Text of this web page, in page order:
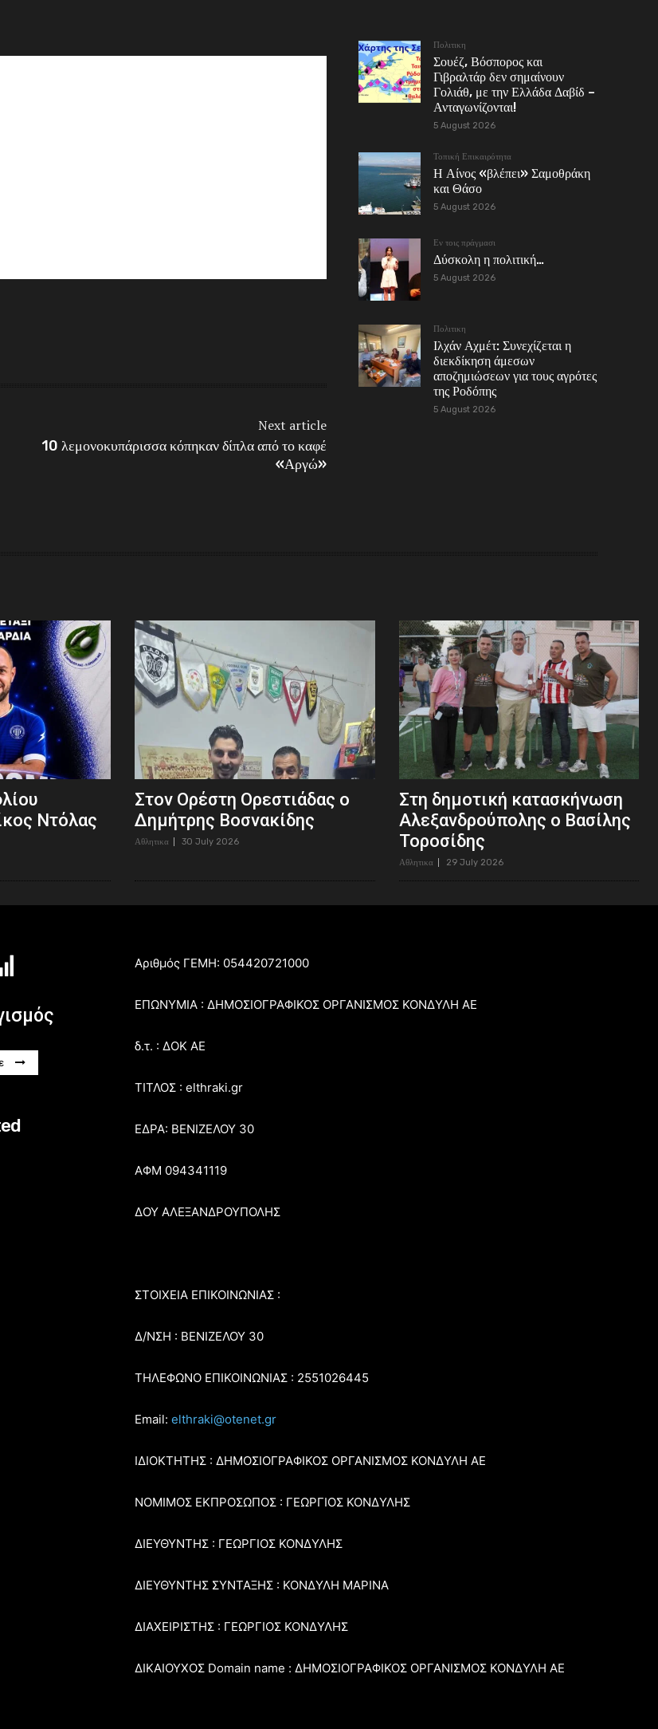
Next article
10 λεμονοκυπάρισσα κόπηκαν δίπλα από το καφέ
«Αργώ»
Πολιτικη
Σουέζ, Βόσπορος και
Γιβραλτάρ δεν σημαίνουν
Γολιάθ, με την Ελλάδα Δαβίδ –
Ανταγωνίζονται!
5 August 2026
Τοπική Επικαιρότητα
Η Αίνος «βλέπει» Σαμοθράκη
και Θάσο
5 August 2026
Εν τοις πράγμασι
Δύσκολη η πολιτική…
5 August 2026
Πολιτικη
Ιλχάν Αχμέτ: Συνεχίζεται η
διεκδίκηση άμεσων
αποζημιώσεων για τους αγρότες
της Ροδόπης
5 August 2026
Ντόλας
Στον Ορέστη Ορεστιάδας ο
Δημήτρης Βοσνακίδης
Αθλητικα 30 July 2026
Στη δημοτική κατασκήνωση
Αλεξανδρούπολης ο Βασίλης
Τοροσίδης
Αθλητικα 29 July 2026
Αριθμός ΓΕΜΗ: 054420721000
ΕΠΩΝΥΜΙΑ : ΔΗΜΟΣΙΟΓΡΑΦΙΚΟΣ ΟΡΓΑΝΙΣΜΟΣ ΚΟΝΔΥΛΗ ΑΕ
δ.τ. : ΔΟΚ ΑΕ
ΤΙΤΛΟΣ : elthraki.gr
ΕΔΡΑ: ΒΕΝΙΖΕΛΟΥ 30
ΑΦΜ 094341119
ΔΟΥ ΑΛΕΞΑΝΔΡΟΥΠΟΛΗΣ
ΣΤΟΙΧΕΙΑ ΕΠΙΚΟΙΝΩΝΙΑΣ :
Δ/ΝΣΗ : ΒΕΝΙΖΕΛΟΥ 30
ΤΗΛΕΦΩΝΟ ΕΠΙΚΟΙΝΩΝΙΑΣ : 2551026445
Email: elthraki@otenet.gr
ΙΔΙΟΚΤΗΤΗΣ : ΔΗΜΟΣΙΟΓΡΑΦΙΚΟΣ ΟΡΓΑΝΙΣΜΟΣ ΚΟΝΔΥΛΗ ΑΕ
ΝΟΜΙΜΟΣ ΕΚΠΡΟΣΩΠΟΣ : ΓΕΩΡΓΙΟΣ ΚΟΝΔΥΛΗΣ
ΔΙΕΥΘΥΝΤΗΣ : ΓΕΩΡΓΙΟΣ ΚΟΝΔΥΛΗΣ
ΔΙΕΥΘΥΝΤΗΣ ΣΥΝΤΑΞΗΣ : ΚΟΝΔΥΛΗ ΜΑΡΙΝΑ
ΔΙΑΧΕΙΡΙΣΤΗΣ : ΓΕΩΡΓΙΟΣ ΚΟΝΔΥΛΗΣ
ΔΙΚΑΙΟΥΧΟΣ Domain name : ΔΗΜΟΣΙΟΓΡΑΦΙΚΟΣ ΟΡΓΑΝΙΣΜΟΣ ΚΟΝΔΥΛΗ ΑΕ